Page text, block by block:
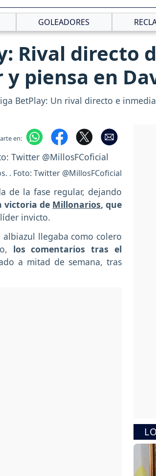
GOLEADORES
Rival directo
piensa en
BetPlay: Un rival directo e
en:
. Foto: Twitter @MillosFCoficial
de la fase regular, dejando
victoria de Millonarios, que
invicto.
llegaba como colero
los comentarios tras el
a mitad de semana, tras